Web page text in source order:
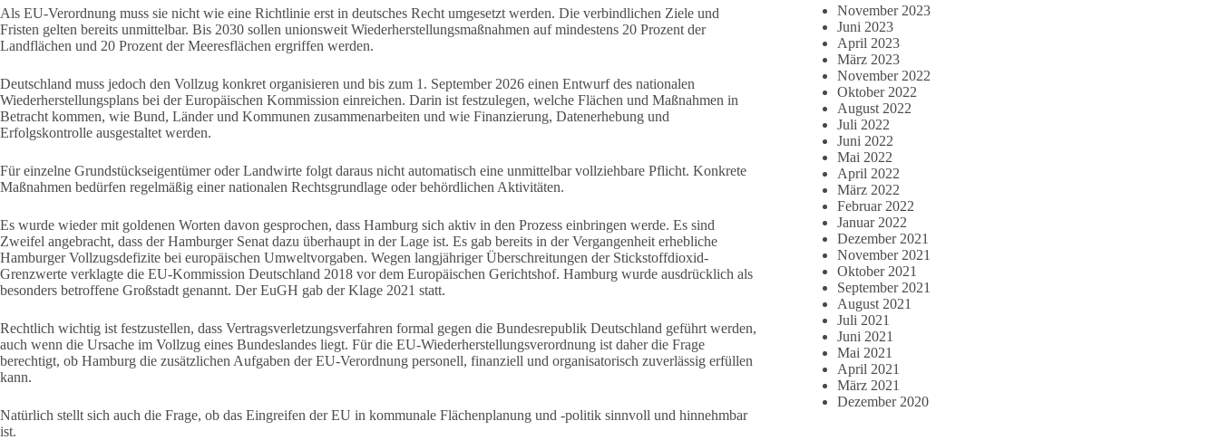
Als EU-Verordnung muss sie nicht wie eine Richtlinie erst in deutsches Recht umgesetzt werden. Die verbindlichen Ziele und
Fristen gelten bereits unmittelbar. Bis 2030 sollen unionsweit Wiederherstellungsmaßnahmen auf mindestens 20 Prozent der
Landflächen und 20 Prozent der Meeresflächen ergriffen werden.
Deutschland muss jedoch den Vollzug konkret organisieren und bis zum 1. September 2026 einen Entwurf des nationalen
Wiederherstellungsplans bei der Europäischen Kommission einreichen. Darin ist festzulegen, welche Flächen und Maßnahmen in
Betracht kommen, wie Bund, Länder und Kommunen zusammenarbeiten und wie Finanzierung, Datenerhebung und
Erfolgskontrolle ausgestaltet werden.
Für einzelne Grundstückseigentümer oder Landwirte folgt daraus nicht automatisch eine unmittelbar vollziehbare Pflicht. Konkrete
Maßnahmen bedürfen regelmäßig einer nationalen Rechtsgrundlage oder behördlichen Aktivitäten.
Es wurde wieder mit goldenen Worten davon gesprochen, dass Hamburg sich aktiv in den Prozess einbringen werde. Es sind
Zweifel angebracht, dass der Hamburger Senat dazu überhaupt in der Lage ist. Es gab bereits in der Vergangenheit erhebliche
Hamburger Vollzugsdefizite bei europäischen Umweltvorgaben. Wegen langjähriger Überschreitungen der Stickstoffdioxid-
Grenzwerte verklagte die EU-Kommission Deutschland 2018 vor dem Europäischen Gerichtshof. Hamburg wurde ausdrücklich als
besonders betroffene Großstadt genannt. Der EuGH gab der Klage 2021 statt.
Rechtlich wichtig ist festzustellen, dass Vertragsverletzungsverfahren formal gegen die Bundesrepublik Deutschland geführt werden,
auch wenn die Ursache im Vollzug eines Bundeslandes liegt. Für die EU-Wiederherstellungsverordnung ist daher die Frage
berechtigt, ob Hamburg die zusätzlichen Aufgaben der EU-Verordnung personell, finanziell und organisatorisch zuverlässig erfüllen
kann.
Natürlich stellt sich auch die Frage, ob das Eingreifen der EU in kommunale Flächenplanung und -politik sinnvoll und hinnehmbar
ist.
November 2023
Juni 2023
April 2023
März 2023
November 2022
Oktober 2022
August 2022
Juli 2022
Juni 2022
Mai 2022
April 2022
März 2022
Februar 2022
Januar 2022
Dezember 2021
November 2021
Oktober 2021
September 2021
August 2021
Juli 2021
Juni 2021
Mai 2021
April 2021
März 2021
Dezember 2020